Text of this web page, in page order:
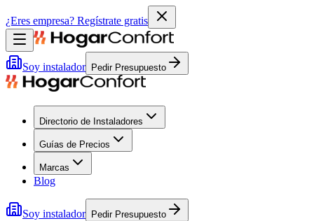
¿Eres empresa? Regístrate gratis
Soy instalador Pedir Presupuesto
Directorio de Instaladores
Guías de Precios
Marcas
Blog
Soy instalador Pedir Presupuesto